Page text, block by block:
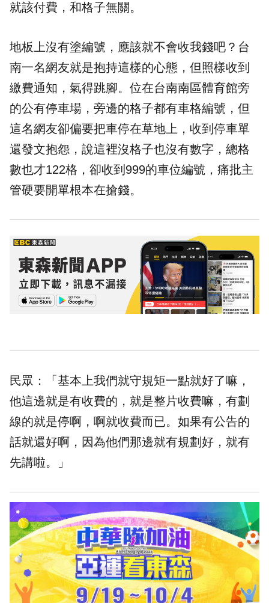
就該付費，和格子無關。
地板上沒有塗編號，應該就不會收我錢吧？台
南一名網友就是抱持這樣的心態，但照樣收到
繳費通知，氣得跳腳。位在台南南區體育館旁
的公有停車場，旁邊的格子都有車格編號，但
這名網友卻偏要把車停在草地上，收到停車單
還發文抱怨，說這裡沒格子也沒有數字，總格
數也才122格，卻收到999的車位編號，痛批主
管硬要開單根本在搶錢。
民眾：「基本上我們就守規矩一點就好了嘛，
他這邊就是有收費的，就是整片收費嘛，有劃
線的就是停啊，啊就收費而已。如果有公告的
話就還好啊，因為他們那邊就有規劃好，就有
先講啦。」